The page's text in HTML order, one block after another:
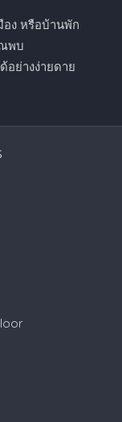
ง หรือบ้านพัก
พบ
ย่างง่ายดาย